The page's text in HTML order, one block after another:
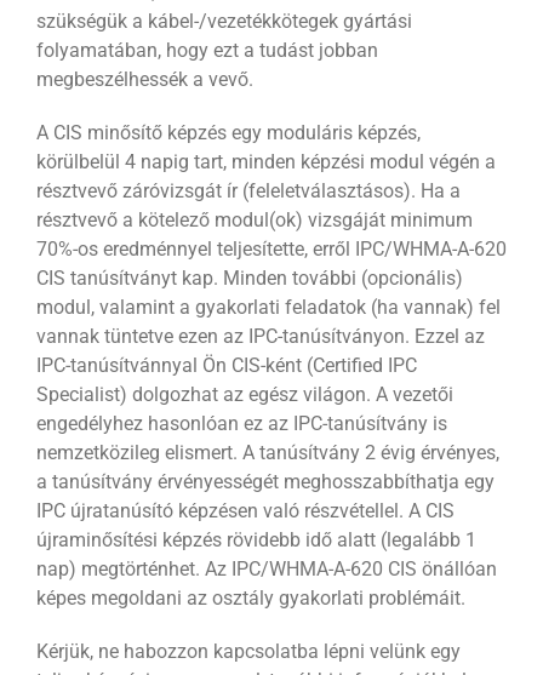
szükségük a kábel-/vezetékkötegek gyártási
folyamatában, hogy ezt a tudást jobban
megbeszélhessék a vevő.
A CIS minősítő képzés egy moduláris képzés,
körülbelül 4 napig tart, minden képzési modul végén a
résztvevő záróvizsgát ír (feleletválasztásos). Ha a
résztvevő a kötelező modul(ok) vizsgáját minimum
70%-os eredménnyel teljesítette, erről IPC/WHMA-A-620
CIS tanúsítványt kap. Minden további (opcionális)
modul, valamint a gyakorlati feladatok (ha vannak) fel
vannak tüntetve ezen az IPC-tanúsítványon. Ezzel az
IPC-tanúsítvánnyal Ön CIS-ként (Certified IPC
Specialist) dolgozhat az egész világon. A vezetői
engedélyhez hasonlóan ez az IPC-tanúsítvány is
nemzetközileg elismert. A tanúsítvány 2 évig érvényes,
a tanúsítvány érvényességét meghosszabbíthatja egy
IPC újratanúsító képzésen való részvétellel. A CIS
újraminősítési képzés rövidebb idő alatt (legalább 1
nap) megtörténhet. Az IPC/WHMA-A-620 CIS önállóan
képes megoldani az osztály gyakorlati problémáit.
Kérjük, ne habozzon kapcsolatba lépni velünk egy